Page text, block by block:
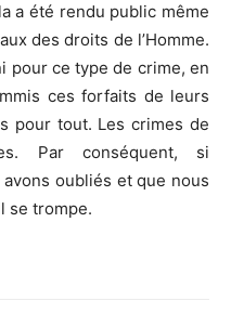
a été rendu public même
des droits de l’Homme.
pour ce type de crime, en
ces forfaits de leurs
pour tout. Les crimes de
Par conséquent, si
oubliés et que nous
se trompe.